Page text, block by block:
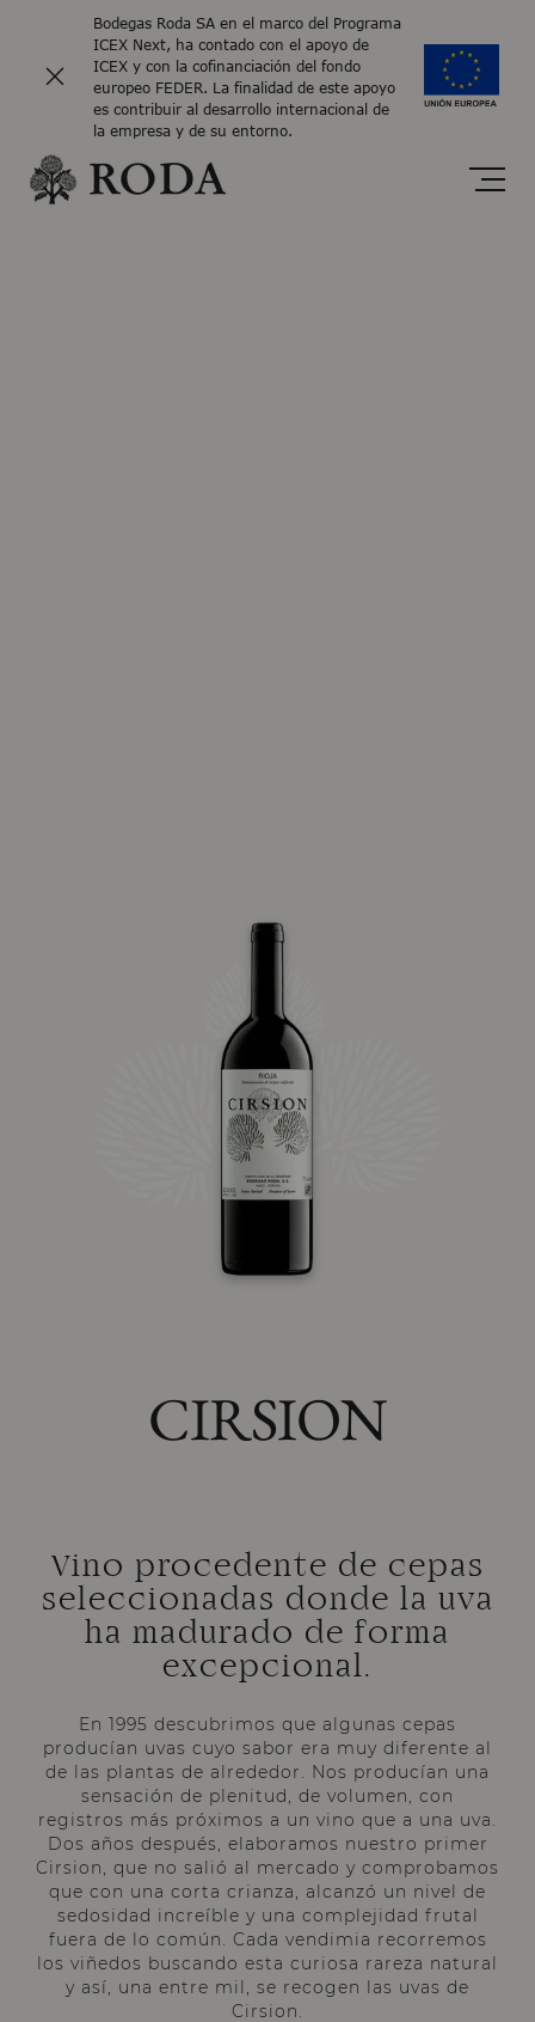
Bodegas Roda SA en el marco del Programa
ICEX Next, ha contado con el apoyo de
ICEX y con la cofinanciación del fondo
europeo FEDER. La finalidad de este apoyo
es contribuir al desarrollo internacional de
la empresa y de su entorno.
CIRSION
Vino procedente de cepas
seleccionadas donde la uva
ha madurado de forma
excepcional.
En 1995 descubrimos que algunas cepas
producían uvas cuyo sabor era muy diferente al
de las plantas de alrededor. Nos producían una
sensación de plenitud, de volumen, con
registros más próximos a un vino que a una uva.
Dos años después, elaboramos nuestro primer
Cirsion, que no salió al mercado y comprobamos
que con una corta crianza, alcanzó un nivel de
sedosidad increíble y una complejidad frutal
fuera de lo común. Cada vendimia recorremos
los viñedos buscando esta curiosa rareza natural
y así, una entre mil, se recogen las uvas de
Cirsion.